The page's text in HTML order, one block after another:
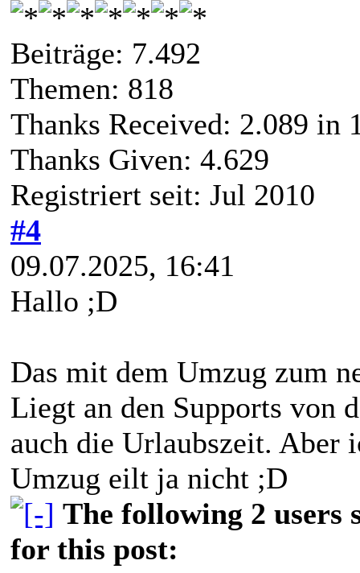
Beiträge: 7.492
Themen: 818
Thanks Received: 2.089 in
Thanks Given: 4.629
Registriert seit: Jul 2010
#4
09.07.2025, 16:41
Hallo ;D
Das mit dem Umzug zum
Liegt an den Supports von
auch die Urlaubszeit. Aber
Umzug eilt ja nicht ;D
The following 2 users
for this post: